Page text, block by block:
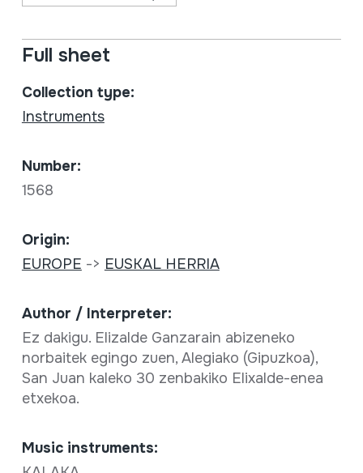
Full sheet
Collection type:
Instruments
Number:
1568
Origin:
EUROPE -> EUSKAL HERRIA
Author / Interpreter:
Ez dakigu. Elizalde Ganzarain abizeneko
norbaitek egingo zuen, Alegiako (Gipuzkoa),
San Juan kaleko 30 zenbakiko Elixalde-enea
etxekoa.
Music instruments: